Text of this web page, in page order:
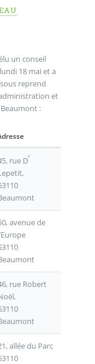
un conseil
18 mai et a
reprend
et
:
rue Dr
avenue de
rue Robert
allée du Parc